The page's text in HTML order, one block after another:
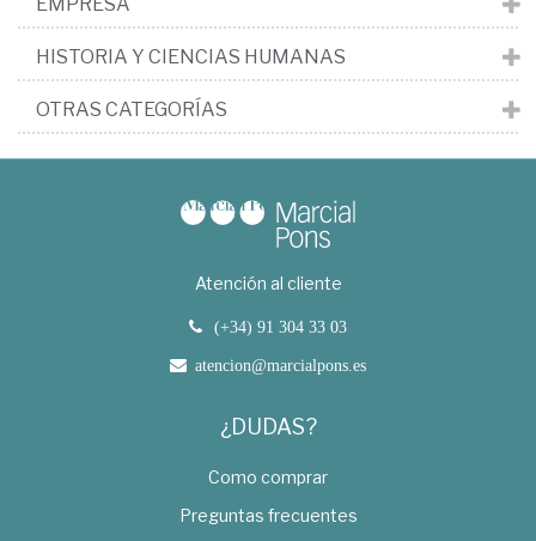
HISTORIA Y CIENCIAS HUMANAS
OTRAS CATEGORÍAS
Atención al cliente
(+34) 91 304 33 03
atencion@marcialpons.es
¿DUDAS?
Como comprar
Preguntas frecuentes